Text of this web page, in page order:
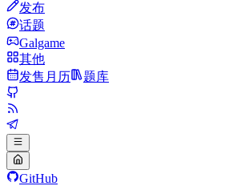
发布
话题
Galgame
其他
发售月历
题库
GitHub